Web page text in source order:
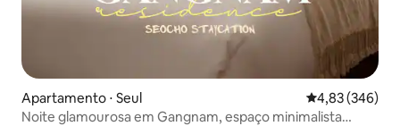
Apartamento ⋅ Seul 4,83 de uma
4,83 (346)
Noite glamourosa em Gangnam, espaço minimalista